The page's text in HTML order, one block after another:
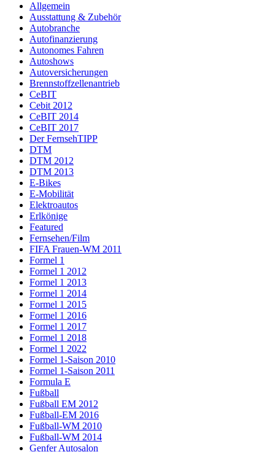
Allgemein
Ausstattung & Zubehör
Autobranche
Autofinanzierung
Autonomes Fahren
Autoshows
Autoversicherungen
Brennstoffzellenantrieb
CeBIT
Cebit 2012
CeBIT 2014
CeBIT 2017
Der FernsehTIPP
DTM
DTM 2012
DTM 2013
E-Bikes
E-Mobilität
Elektroautos
Erlkönige
Featured
Fernsehen/Film
FIFA Frauen-WM 2011
Formel 1
Formel 1 2012
Formel 1 2013
Formel 1 2014
Formel 1 2015
Formel 1 2016
Formel 1 2017
Formel 1 2018
Formel 1 2022
Formel 1-Saison 2010
Formel 1-Saison 2011
Formula E
Fußball
Fußball EM 2012
Fußball-EM 2016
Fußball-WM 2010
Fußball-WM 2014
Genfer Autosalon